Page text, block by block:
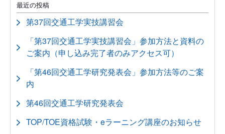
最近の投稿
第37回交通工学実技講習会
「第37回交通工学実技講習会」参加方法と資料の
ご案内（申し込み完了者のみアクセス可）
「第46回交通工学研究発表会」参加方法等のご案
内
第46回交通工学研究発表会
TOP/TOE資格試験・eラーニング講座のお知らせ